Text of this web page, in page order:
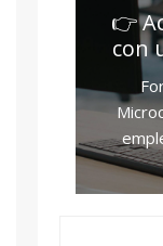
👉
con